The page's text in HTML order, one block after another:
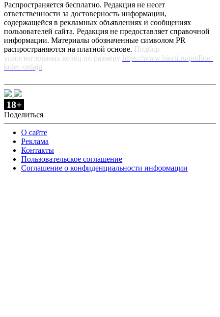
Распространяется бесплатно. Редакция не несет
ответственности за достоверность информации,
содержащейся в рекламных объявлениях и сообщениях
пользователей сайта. Редакция не предоставляет справочной
информации. Материалы обозначенные символом PR
распространяются на платной основе. Подбор
уплотнительных колец по размеру https://www.binrti.ru/podbor-
kolec-onlajn
18+
Поделиться
О сайте
Реклама
Контакты
Пользовательское соглашение
Соглашение о конфиденциальности информации